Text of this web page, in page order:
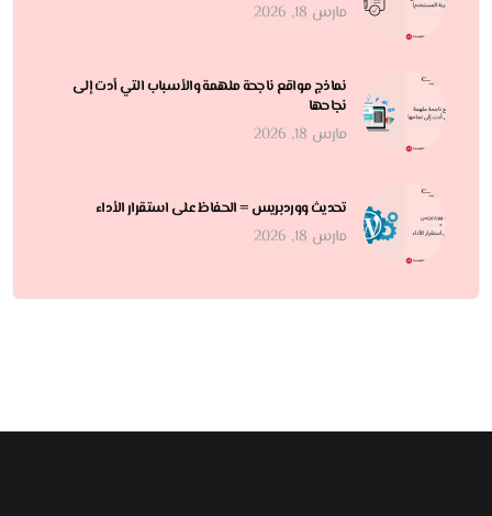
مارس 18, 2026
نماذج مواقع ناجحة ملهمة والأسباب التي أدت إلى
نجاحها
مارس 18, 2026
تحديث ووردبريس = الحفاظ على استقرار الأداء
مارس 18, 2026